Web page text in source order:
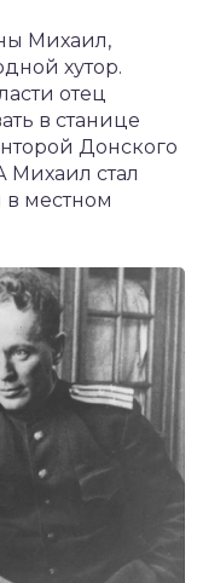
Михаил,
хутор.
отец
в станице
Донского
Михаил стал
в местном